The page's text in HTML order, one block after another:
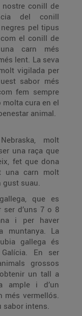
nostre conill de
del conill
pel tipus
el conill de
carn més
lent. La seva
vigilada per
sabor més
fem sempre
molta cura en el
animal.
molt
una raça que
fet que dona
una carn molt
gust suau.
que es
ser d’uns 7 o 8
i per haver
muntanya. La
gallega és
En ser
grossos
un tall a
ample i d’un
més vermellós.
sabor intens.